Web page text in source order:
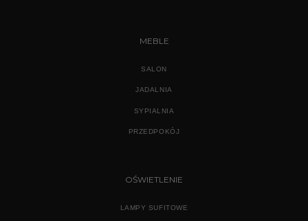
MEBLE
SALON
JADALNIA
SYPIALNIA
PRZEDPOKÓJ
OŚWIETLENIE
LAMPY SUFITOWE